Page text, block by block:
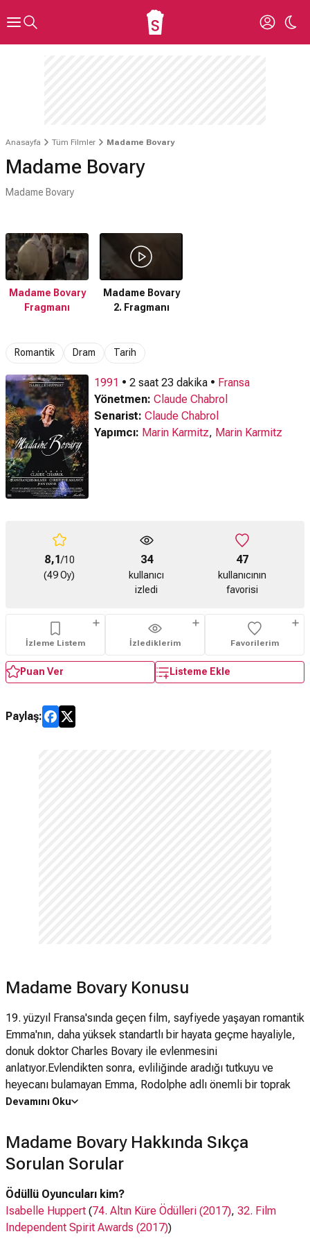
Anasayfa Tüm Filmler Madame Bovary
Madame Bovary
Madame Bovary
Madame Bovary
Fragmanı
Madame Bovary
2. Fragmanı
Romantik Dram Tarih
1991 • 2 saat 23 dakika • Fransa
Yönetmen: Claude Chabrol
Senarist: Claude Chabrol
Yapımcı: Marin Karmitz, Marin Karmitz
8,1/10
(49 Oy)
34
kullanıcı
izledi
47
kullanıcının
favorisi
İzleme Listem İzlediklerim Favorilerim
Puan Ver Listeme Ekle
Paylaş:
Madame Bovary Konusu
19. yüzyıl Fransa'sında geçen film, sayfiyede yaşayan romantik
Emma'nın, daha yüksek standartlı bir hayata geçme hayaliyle,
donuk doktor Charles Bovary ile evlenmesini
anlatıyor.Evlendikten sonra, evliliğinde aradığı tutkuyu ve
heyecanı bulamayan Emma, Rodolphe adlı önemli bir toprak
sahibi ve Leon adında bir hukuk öğrencisiyle aşk yaşamaya
büyük bir çıkmaza doğru sürüklenmektedir.Gustave Flaubert
edebiyat dünyasında önemli bir yer edinmiş romanından
uyarlanan film; cinsellik, aldatma ve feminizm üzerine birçok
tartışmaya da yol açmıştır.
Devamını Oku
Madame Bovary Hakkında Sıkça
Sorulan Sorular
Ödüllü Oyuncuları kim?
Isabelle Huppert (74. Altın Küre Ödülleri (2017), 32. Film
Independent Spirit Awards (2017))